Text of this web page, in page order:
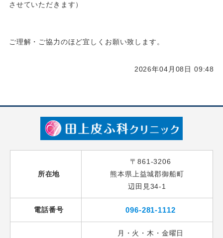
させていただきます）
ご理解・ご協力のほど宜しくお願い致します。
2026年04月08日 09:48
所在地
〒861-3206
熊本県上益城郡御船町
辺田見34-1
電話番号 096-281-1112
月・火・木・金曜日